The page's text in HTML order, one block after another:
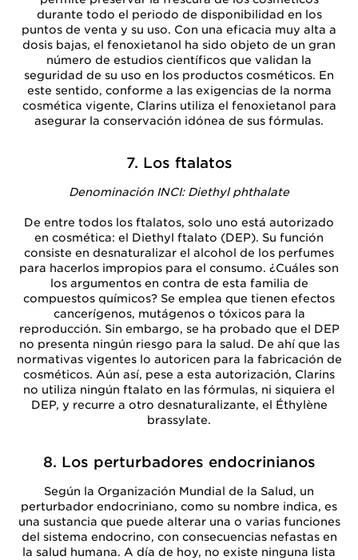
durante todo el periodo de disponibilidad en los
puntos de venta y su uso. Con una eficacia muy alta a
dosis bajas, el fenoxietanol ha sido objeto de un gran
número de estudios científicos que validan la
seguridad de su uso en los productos cosméticos. En
este sentido, conforme a las exigencias de la norma
cosmética vigente, Clarins utiliza el fenoxietanol para
asegurar la conservación idónea de sus fórmulas.
7. Los ftalatos
Denominación INCI: Diethyl phthalate
De entre todos los ftalatos, solo uno está autorizado
en cosmética: el Diethyl ftalato (DEP). Su función
consiste en desnaturalizar el alcohol de los perfumes
para hacerlos impropios para el consumo. ¿Cuáles son
los argumentos en contra de esta familia de
compuestos químicos? Se emplea que tienen efectos
cancerígenos, mutágenos o tóxicos para la
reproducción. Sin embargo, se ha probado que el DEP
no presenta ningún riesgo para la salud. De ahí que las
normativas vigentes lo autoricen para la fabricación de
cosméticos. Aún así, pese a esta autorización, Clarins
no utiliza ningún ftalato en las fórmulas, ni siquiera el
DEP, y recurre a otro desnaturalizante, el Éthylène
brassylate.
8. Los perturbadores endocrinianos
Según la Organización Mundial de la Salud, un
perturbador endocriniano, como su nombre indica, es
una sustancia que puede alterar una o varias funciones
del sistema endocrino, con consecuencias nefastas en
la salud humana. A día de hoy, no existe ninguna lista